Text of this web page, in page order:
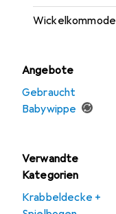
Wickelkommode
Angebote
Gebraucht
Babywippe
Verwandte
Kategorien
Krabbeldecke +